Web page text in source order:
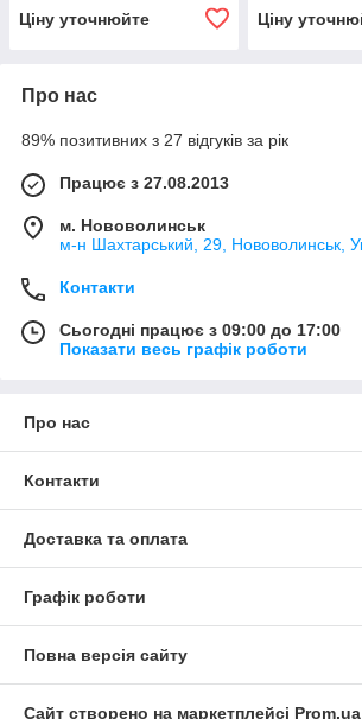
Ціну уточнюйте
Ціну
Про нас
89% позитивних з 27 відгуків за рік
Працює з 27.08.2013
м. Нововолинськ
м-н Шахтарський, 29, Нововолинськ,
Контакти
Сьогодні працює з 09:00 до 17:00
Показати весь графік роботи
Про нас
Контакти
Доставка та оплата
Графік роботи
Повна версія сайту
Сайт створено на маркетплейсі Prom.ua